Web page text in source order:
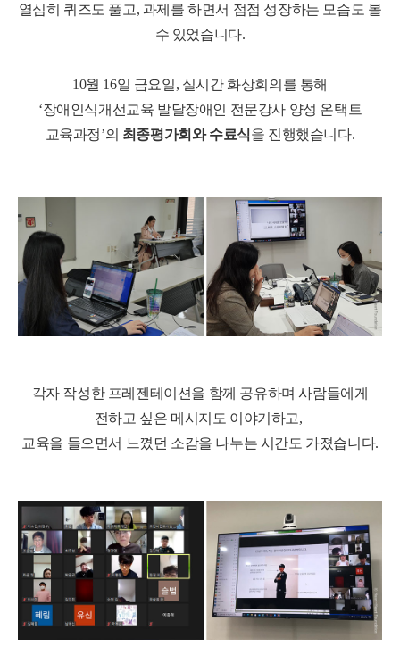
열심히 퀴즈도 풀고, 과제를 하면서 점점 성장하는 모습도 볼
수 있었습니다.
10월 16일 금요일, 실시간 화상회의를 통해
‘장애인식개선교육 발달장애인 전문강사 양성 온택트
교육과정’의 최종평가회와 수료식을 진행했습니다.
각자 작성한 프레젠테이션을 함께 공유하며 사람들에게
전하고 싶은 메시지도 이야기하고,
교육을 들으면서 느꼈던 소감을 나누는 시간도 가졌습니다.